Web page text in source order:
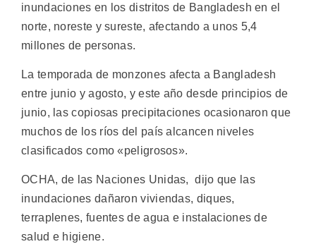
inundaciones en los distritos de Bangladesh en el
norte, noreste y sureste, afectando a unos 5,4
millones de personas.
La temporada de monzones afecta a Bangladesh
entre junio y agosto, y este año desde principios de
junio, las copiosas precipitaciones ocasionaron que
muchos de los ríos del país alcancen niveles
clasificados como «peligrosos».
OCHA, de las Naciones Unidas, dijo que las
inundaciones dañaron viviendas, diques,
terraplenes, fuentes de agua e instalaciones de
salud e higiene.